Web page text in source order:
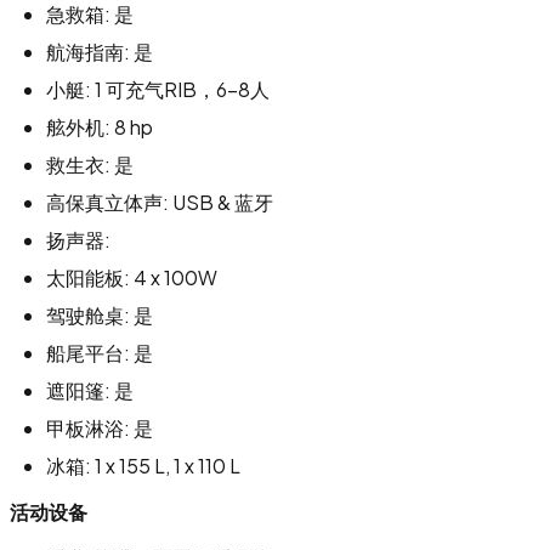
急救箱: 是
航海指南: 是
小艇: 1 可充气RIB，6-8人
舷外机: 8 hp
救生衣: 是
高保真立体声: USB & 蓝牙
扬声器:
太阳能板: 4 x 100W
驾驶舱桌: 是
船尾平台: 是
遮阳篷: 是
甲板淋浴: 是
冰箱: 1 x 155 L, 1 x 110 L
活动设备